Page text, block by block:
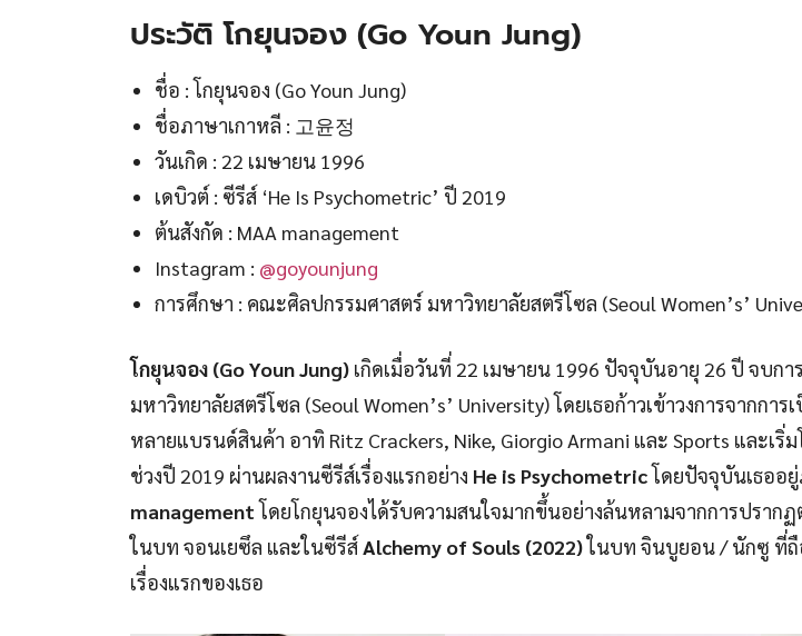
ประวัติ โกยุนจอง (Go Youn Jung)
ชื่อ : โกยุนจอง (Go Youn Jung)
ชื่อภาษาเกาหลี : 고윤정
วันเกิด : 22 เมษายน 1996
เดบิวต์ : ซีรีส์ ‘He Is Psychometric’ ปี 2019
ต้นสังกัด : MAA management
Instagram : @goyounjung
การศึกษา : คณะศิลปกรรมศาสตร์ มหาวิทยาลัยสตรีโซล (Seoul Women’s’
โกยุนจอง (Go Youn Jung) เกิดเมื่อวันที่ 22 เมษายน 1996 ปัจจุบันอายุ 26 ปี จบก
มหาวิทยาลัยสตรีโซล (Seoul Women’s’ University) โดยเธอก้าวเข้าวงการจากก
หลายแบรนด์สินค้า อาทิ Ritz Crackers, Nike, Giorgio Armani และ Sports และเริ่
ช่วงปี 2019 ผ่านผลงานซีรีส์เรื่องแรกอย่าง He is Psychometricโดยปัจจุบันเธออ
managementโดยโกยุนจองได้รับความสนใจมากขึ้นอย่างล้นหลามจากการปราก
ในบท จอนเยซึล และในซีรีส์Alchemy of Souls (2022)ในบท จินบูยอน / นักซู ที่ถื
เรื่องแรกของเธอ